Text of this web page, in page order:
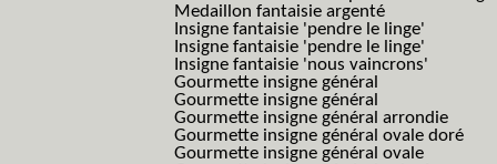
Medaillon fantaisie argenté
Insigne fantaisie 'pendre le linge'
Insigne fantaisie 'pendre le linge'
Insigne fantaisie 'nous vaincrons'
Gourmette insigne général
Gourmette insigne général
Gourmette insigne général arrondie
Gourmette insigne général ovale doré
Gourmette insigne général ovale